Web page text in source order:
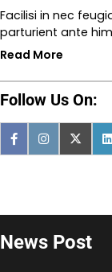
Facilisi in nec
parturient ante
Read More
Follow Us On:
News Post